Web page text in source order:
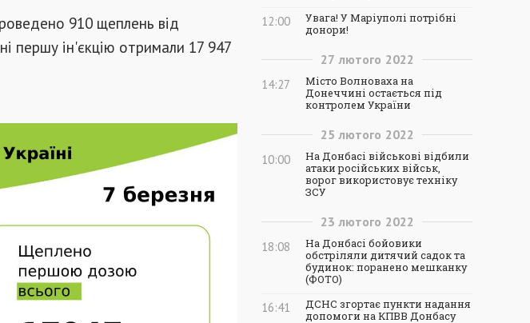
910 щеплень від
першу ін'єкцію отримали 17 947
12:00
Увага! У Маріуполі потрібні
донори!
27 лютого 2022
14:27
Місто Волноваха на
Донеччині остається під
контролем України
25 лютого 2022
10:00
На Донбасі військові відбили
атаки російських військ,
ворог використовує техніку
ЗСУ
23 лютого 2022
18:08
На Донбасі бойовики
обстріляли дитячий садок та
будинок: поранено мешканку
(ФОТО)
16:41
ДСНС згортає пункти надання
допомоги на КПВВ Донбасу